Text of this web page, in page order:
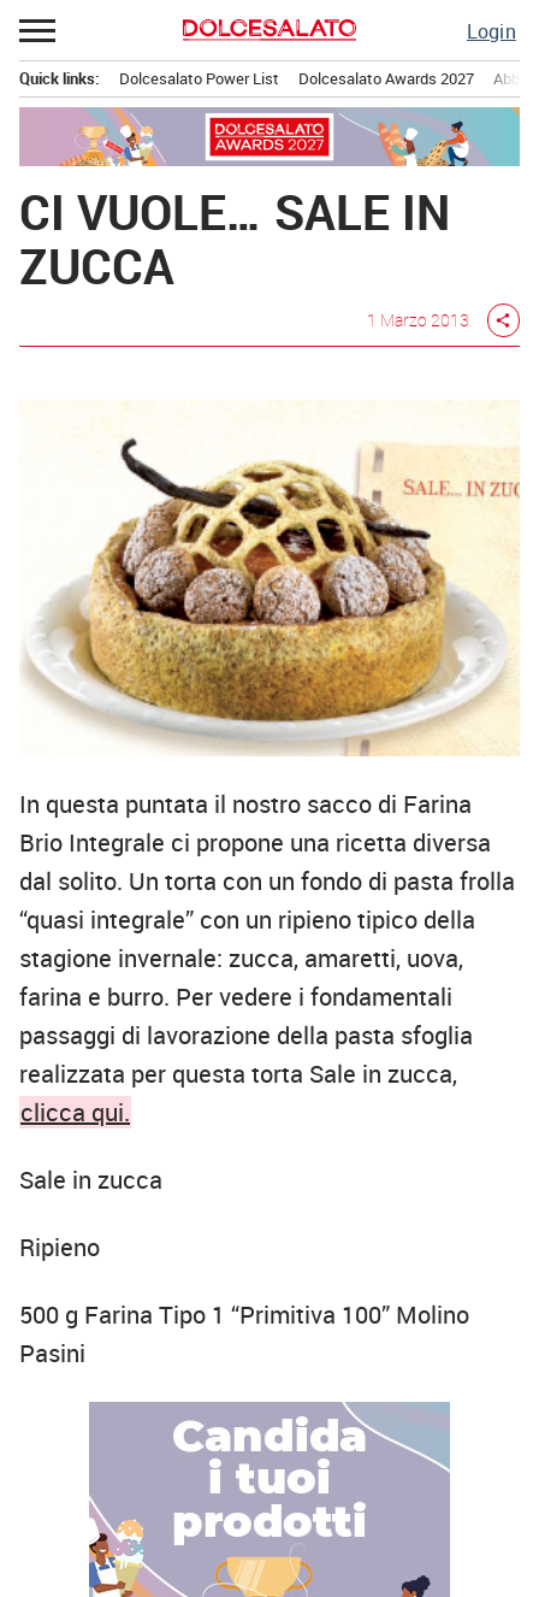
Passa
al
contenuto
Login
principale
Quick links: Dolcesalato Power List Dolcesalato Awards 2027
CI VUOLE… SALE IN
ZUCCA
1 Marzo 2013 share
In questa puntata il nostro sacco di Farina
Brio Integrale ci propone una ricetta diversa
dal solito. Un torta con un fondo di pasta frolla
“quasi integrale” con un ripieno tipico della
stagione invernale: zucca, amaretti, uova,
farina e burro. Per vedere i fondamentali
passaggi di lavorazione della pasta sfoglia
realizzata per questa torta Sale in zucca,
clicca qui.
Sale in zucca
Ripieno
500 g Farina Tipo 1 “Primitiva 100” Molino
Pasini